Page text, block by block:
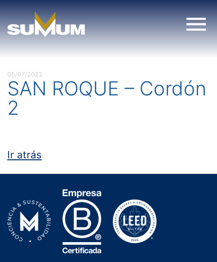
content
05/07/2022
SAN ROQUE – Cordón
2
Ir atrás